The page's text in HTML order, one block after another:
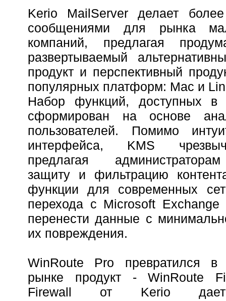
Kerio MailServer делает
сообщениями для рынка
компаний, предлагая
развертываемый
продукт и перспективный
популярных платформ: Mac и
Набор функций, доступных в
сформирован на основе
пользователей. Помимо
интерфейса, KMS
предлагая
защиту и фильтрацию
функции для современных
перехода с Microsoft Exchange
перенести данные с
их повреждения.
WinRoute Pro превратился
рынке продукт - WinRoute
Firewall от Kerio дает